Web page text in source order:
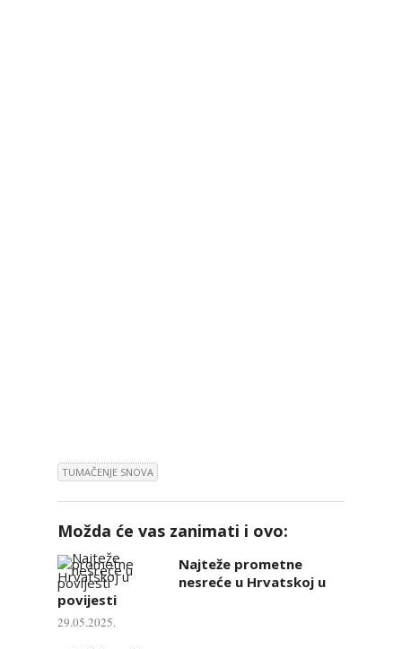
TUMAČENJE SNOVA
Možda će vas zanimati i ovo:
Najteže prometne
nesreće u Hrvatskoj u
povijesti
29.05.2025.